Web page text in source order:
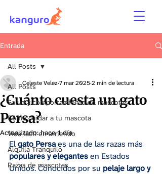
Entrada
All Posts
Salud y comportamiento de mascotas
Cómo cuidar a tu mascota
Vida fácil en arriendo
Alquila Tranquilo
Razas de mascotas
All Posts
¿Cuánto cuesta un gato
Persa?
Celeste Velez7 mar 20252 min de lectura
Actualizado:hace 1 día
El gato Persa es una de las razas más
populares y elegantes en Estados
Unidos. Conocidos por su pelaje largo y